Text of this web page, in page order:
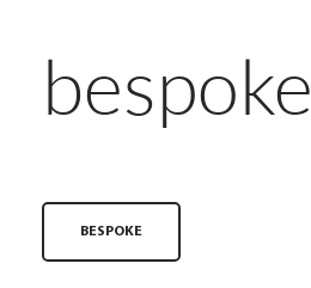
bespoke
BESPOKE